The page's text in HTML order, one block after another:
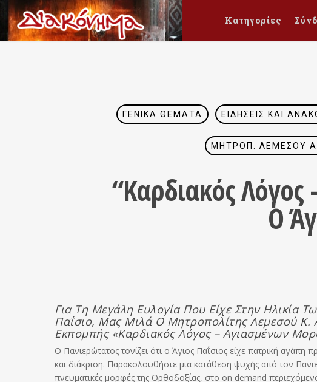
Κατηγορίες
ΓΕΝΙΚΆ ΘΈΜΑΤΑ ΕΙΔΉΣΕΙΣ ΚΑΙ
ΜΗΤΡΟΠ. ΛΕΜΕΣΟΎ
“Καρδιακός
Ο
Για Τη Μεγάλη Ευλογία Που Είχε Στην Ηλικία
Παΐσιο, Μας Μιλά Ο Μητροπολίτης Λεμεσού Κ.
Εκπομπής «Καρδιακός Λόγος – Αγιασμένων
Ο Πανιερώτατος τονίζει ότι ο Άγιος Παΐσιος είχε πατρική
και διάκριση. Παρακολουθήστε μια κατάθεση ψυχής από τον
πνευματικές μορφές της Ορθοδοξίας, στο on demand